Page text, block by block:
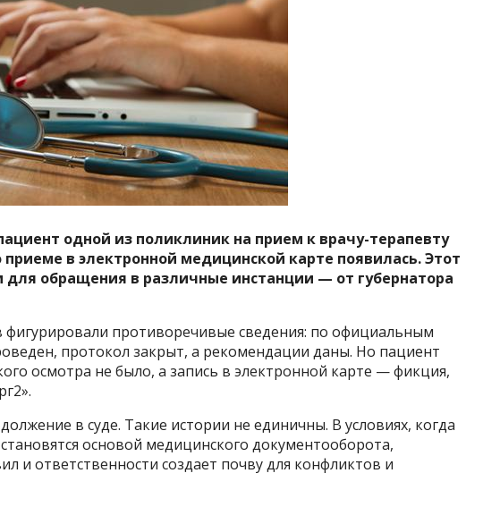
одной из поликлиник на прием к врачу-терапевту
приеме в электронной медицинской карте появилась.Этот
для обращения в различные инстанции — от губернатора
фигурировали противоречивые сведения: по официальным
протокол закрыт, а рекомендации даны. Но пациент
осмотра не было, а запись в электронной карте — фикция,
в суде. Такие истории не единичны. В условиях, когда
основой медицинского документооборота,
и ответственности создает почву для конфликтов и